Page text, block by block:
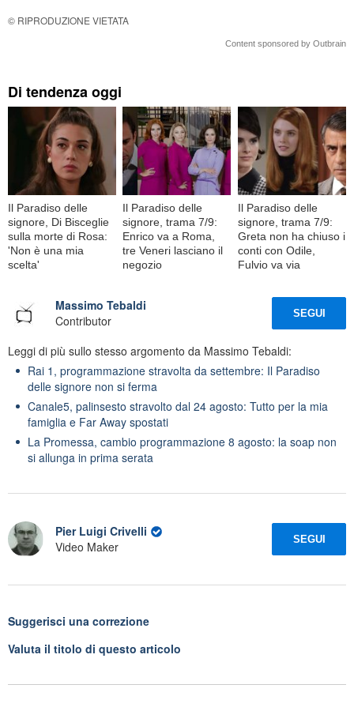
© RIPRODUZIONE VIETATA
Content sponsored by Outbrain
Di tendenza oggi
Il Paradiso delle
signore, Di Bisceglie
sulla morte di Rosa:
'Non è una mia
scelta'
Il Paradiso delle
signore, trama 7/9:
Enrico va a Roma,
tre Veneri lasciano il
negozio
Il Paradiso delle
signore, trama 7/9:
Greta non ha chiuso i
conti con Odile,
Fulvio va via
Massimo Tebaldi
Contributor
SEGUI
Leggi di più sullo stesso argomento da Massimo Tebaldi:
Rai 1, programmazione stravolta da settembre: Il Paradiso
delle signore non si ferma
Canale5, palinsesto stravolto dal 24 agosto: Tutto per la mia
famiglia e Far Away spostati
La Promessa, cambio programmazione 8 agosto: la soap non
si allunga in prima serata
Pier Luigi Crivelli
Video Maker
SEGUI
Suggerisci una correzione
Valuta il titolo di questo articolo